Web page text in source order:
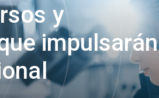
y
impulsarán